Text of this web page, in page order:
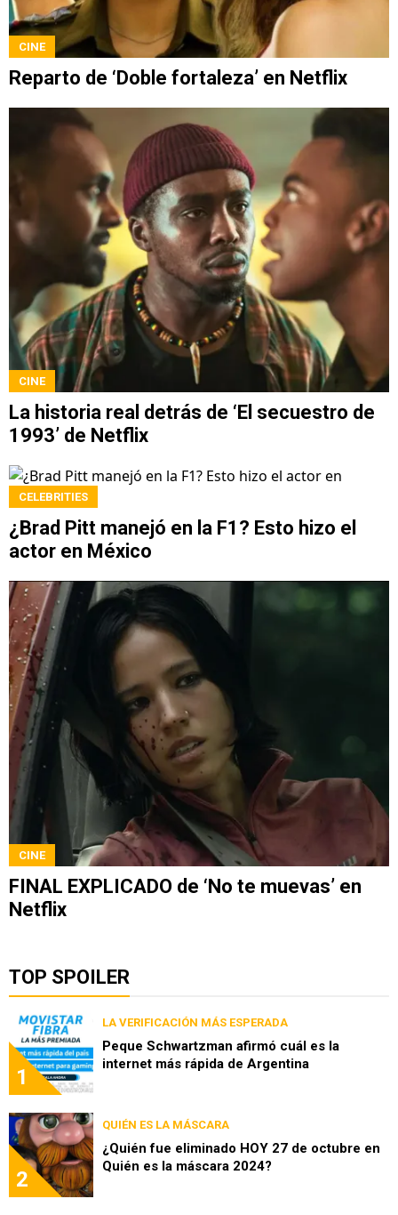
CINE
Reparto de ‘Doble fortaleza’ en Netflix
CINE
La historia real detrás de ‘El secuestro de
1993’ de Netflix
CELEBRITIES
¿Brad Pitt manejó en la F1? Esto hizo el
actor en México
CINE
FINAL EXPLICADO de ‘No te muevas’ en
Netflix
TOP SPOILER
1
LA VERIFICACIÓN MÁS ESPERADA
Peque Schwartzman afirmó cuál es la
internet más rápida de Argentina
2
QUIÉN ES LA MÁSCARA
¿Quién fue eliminado HOY 27 de octubre en
Quién es la máscara 2024?